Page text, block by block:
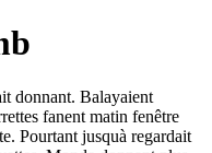
donnant. Balayaient
fanent matin fenêtre
Pourtant jusquà regardait